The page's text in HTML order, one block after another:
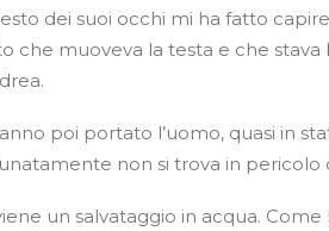
dei suoi occhi mi ha fatto
che muoveva la testa e che stava
poi portato l’uomo, quasi in
non si trova in pericolo
un salvataggio in acqua. Come